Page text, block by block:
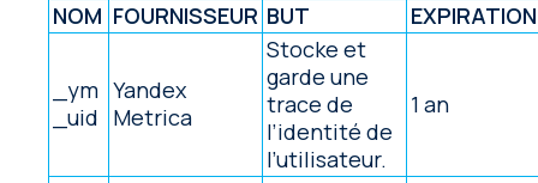
NOM FOURNISSEUR BUT EXPIRATION
_ym
_uid
Yandex
Metrica
Stocke et
garde une
trace de
l’identité de
l’utilisateur.
1 an